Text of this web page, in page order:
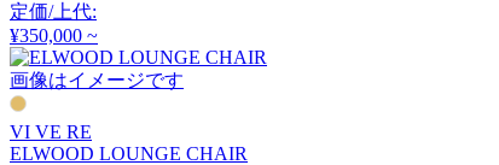
Astep
定価/上代:
¥350,000 ~
画像はイメージです
VI VE RE
ELWOOD LOUNGE CHAIR